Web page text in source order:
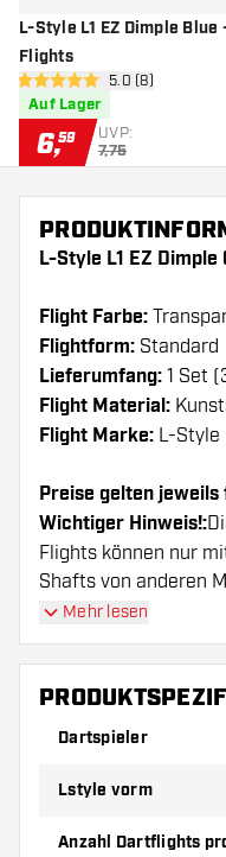
L-Style L1 EZ Dimple Blue
Flights
5 Bewertungssterne
5.0 (8)
Auf Lager
6,59 UVP:
7,75
L-Style L1 EZ
Flight Farbe:
Flightform: Standard
Lieferumfang: 1 Set
Flight Material:
Flight Marke: L-Style
Preise gelten jeweils
Wichtiger Hinweis!:
Flights können nur
Shafts von anderen
Dartshopper Tipp!
Sorgen Sie für
Shafts. Diese
Probieren Sie eine
Mehr lesen
Dartspieler
Lstyle vorm
Anzahl Dartflights